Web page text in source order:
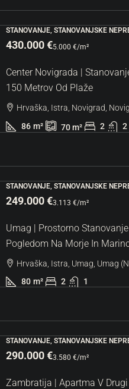
STANOVANJE, STANOVANJSKE
430.000 €5.000 €/m²
Center Novigrada |
150 Metrov Od Plaže
Hrvaška, Istra, Novigrad,
86 m² 70m² 2 2
STANOVANJE, STANOVANJSKE
249.000 €3.113 €/m²
Umag | Prostorno
Pogledom Na Morje In
Hrvaška, Istra, Umag, Umag
80 m² 2 1
STANOVANJE, STANOVANJSKE
290.000 €3.580 €/m²
Zambratija | Apartma V